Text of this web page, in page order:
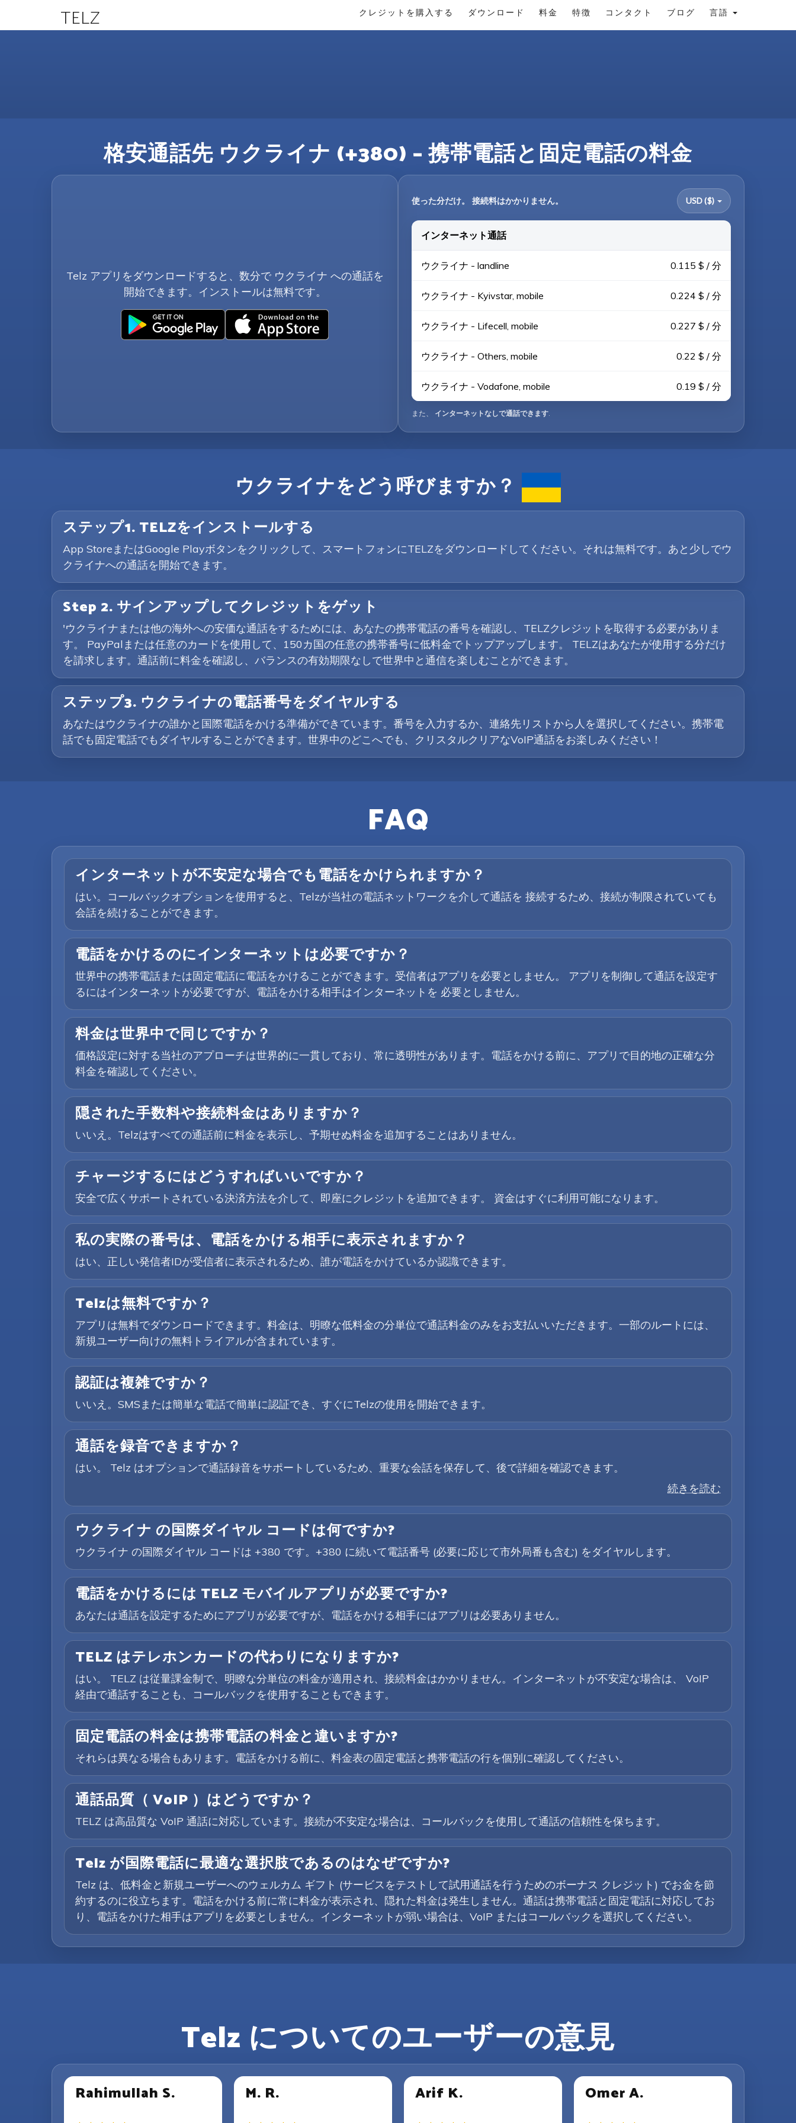
TELZ クレジットを購入する ダウンロード 料金 特徴 コンタクト ブログ 言語
格安通話先 ウクライナ (+380) – 携帯電話と固定電話の料金
Telz アプリをダウンロードすると、数分で ウクライナ への通話を
開始できます。インストールは無料です。
使った分だけ。 接続料はかかりません。 USD ($)
インターネット通話
ウクライナ - landline 0.115 $ / 分
ウクライナ - Kyivstar, mobile 0.224 $ / 分
ウクライナ - Lifecell, mobile 0.227 $ / 分
ウクライナ - Others, mobile 0.22 $ / 分
ウクライナ - Vodafone, mobile 0.19 $ / 分
また、 インターネットなしで通話できます.
ウクライナをどう呼びますか？
ステップ1. TELZをインストールする
App StoreまたはGoogle Playボタンをクリックして、スマートフォンにTELZをダウンロードしてください。それは無料です。あと少しでウ
クライナへの通話を開始できます。
Step 2. サインアップしてクレジットをゲット
'ウクライナまたは他の海外への安価な通話をするためには、あなたの携帯電話の番号を確認し、TELZクレジットを取得する必要がありま
す。 PayPalまたは任意のカードを使用して、150カ国の任意の携帯番号に低料金でトップアップします。 TELZはあなたが使用する分だけ
を請求します。通話前に料金を確認し、バランスの有効期限なしで世界中と通信を楽しむことができます。
ステップ3. ウクライナの電話番号をダイヤルする
あなたはウクライナの誰かと国際電話をかける準備ができています。番号を入力するか、連絡先リストから人を選択してください。携帯電
話でも固定電話でもダイヤルすることができます。世界中のどこへでも、クリスタルクリアなVoIP通話をお楽しみください！
FAQ
インターネットが不安定な場合でも電話をかけられますか？
はい。コールバックオプションを使用すると、Telzが当社の電話ネットワークを介して通話を 接続するため、接続が制限されていても
会話を続けることができます。
電話をかけるのにインターネットは必要ですか？
世界中の携帯電話または固定電話に電話をかけることができます。受信者はアプリを必要としません。 アプリを制御して通話を設定す
るにはインターネットが必要ですが、電話をかける相手はインターネットを 必要としません。
料金は世界中で同じですか？
価格設定に対する当社のアプローチは世界的に一貫しており、常に透明性があります。電話をかける前に、アプリで目的地の正確な分
料金を確認してください。
隠された手数料や接続料金はありますか？
いいえ。Telzはすべての通話前に料金を表示し、予期せぬ料金を追加することはありません。
チャージするにはどうすればいいですか？
安全で広くサポートされている決済方法を介して、即座にクレジットを追加できます。 資金はすぐに利用可能になります。
私の実際の番号は、電話をかける相手に表示されますか？
はい、正しい発信者IDが受信者に表示されるため、誰が電話をかけているか認識できます。
Telzは無料ですか？
アプリは無料でダウンロードできます。料金は、明瞭な低料金の分単位で通話料金のみをお支払いいただきます。一部のルートには、
新規ユーザー向けの無料トライアルが含まれています。
認証は複雑ですか？
いいえ。SMSまたは簡単な電話で簡単に認証でき、すぐにTelzの使用を開始できます。
通話を録音できますか？
はい。 Telz はオプションで通話録音をサポートしているため、重要な会話を保存して、後で詳細を確認できます。
続きを読む
ウクライナ の国際ダイヤル コードは何ですか?
ウクライナ の国際ダイヤル コードは +380 です。+380 に続いて電話番号 (必要に応じて市外局番も含む) をダイヤルします。
電話をかけるには TELZ モバイルアプリが必要ですか?
あなたは通話を設定するためにアプリが必要ですが、電話をかける相手にはアプリは必要ありません。
TELZ はテレホンカードの代わりになりますか?
はい。 TELZ は従量課金制で、明瞭な分単位の料金が適用され、接続料金はかかりません。インターネットが不安定な場合は、 VoIP
経由で通話することも、コールバックを使用することもできます。
固定電話の料金は携帯電話の料金と違いますか?
それらは異なる場合もあります。電話をかける前に、料金表の固定電話と携帯電話の行を個別に確認してください。
通話品質（ VoIP ）はどうですか？
TELZ は高品質な VoIP 通話に対応しています。接続が不安定な場合は、コールバックを使用して通話の信頼性を保ちます。
Telz が国際電話に最適な選択肢であるのはなぜですか?
Telz は、低料金と新規ユーザーへのウェルカム ギフト (サービスをテストして試用通話を行うためのボーナス クレジット) でお金を節
約するのに役立ちます。電話をかける前に常に料金が表示され、隠れた料金は発生しません。通話は携帯電話と固定電話に対応してお
り、電話をかけた相手はアプリを必要としません。インターネットが弱い場合は、VoIP またはコールバックを選択してください。
Telz についてのユーザーの意見
Rahimullah S. M. R. Arif K. Omer A.